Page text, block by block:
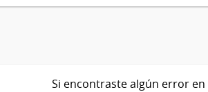
Si encontraste algún error en